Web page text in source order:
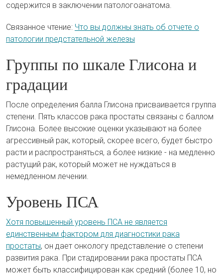
содержится в заключении патологоанатома.
Связанное чтение: Что вы должны знать об отчете о
патологии предстательной железы
Группы по шкале Глисона и
градации
После определения балла Глисона присваивается группа
степени. Пять классов рака простаты связаны с баллом
Глисона. Более высокие оценки указывают на более
агрессивный рак, который, скорее всего, будет быстро
расти и распространяться, а более низкие - на медленно
растущий рак, который может не нуждаться в
немедленном лечении.
Уровень ПСА
Хотя повышенный уровень ПСА не является
единственным фактором для диагностики рака
простаты, он дает онкологу представление о степени
развития рака. При стадировании рака простаты ПСА
может быть классифицирован как средний (более 10, но